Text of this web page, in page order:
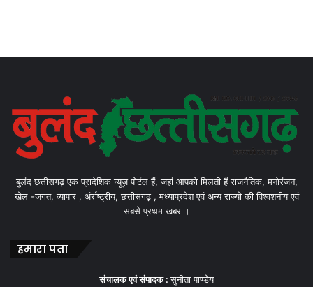
बुलंद छत्तीसगढ़ एक प्रादेशिक न्यूज़ पोर्टल हैं, जहां आपको मिलती हैं राजनैतिक, मनोरंजन,
खेल -जगत, व्यापार , अंर्राष्ट्रीय, छत्तीसगढ़ , मध्याप्रदेश एवं अन्य राज्यो की विश्वशनीय एवं
सबसे प्रथम खबर ।
हमारा पता
संचालक एवं संपादक :सुनीता पाण्डेय